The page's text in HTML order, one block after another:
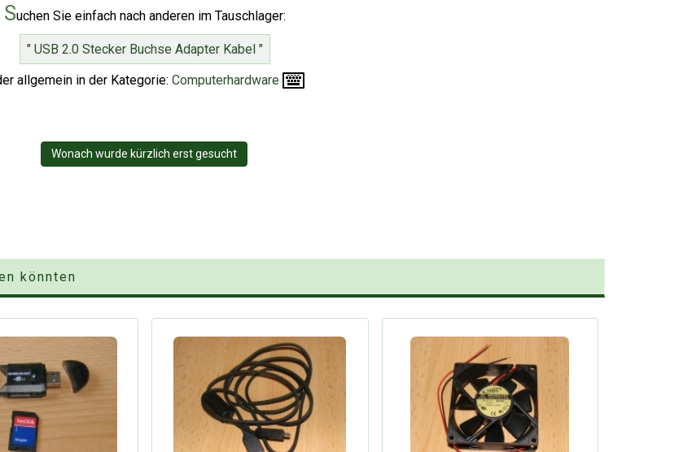
Suchen Sie einfach nach anderen im Tauschlager:
" USB 2.0 Stecker Buchse Adapter Kabel "
allgemein in der Kategorie: Computerhardware
Wonach wurde kürzlich erst gesucht
könnten